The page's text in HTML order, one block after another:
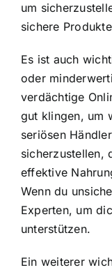
um
sichere
Es ist auch
oder
verdächtige
gut klingen, um
seriösen
sicherzustellen,
effektive
Wenn du
Experten, um
unterstützen.
Ein weiterer